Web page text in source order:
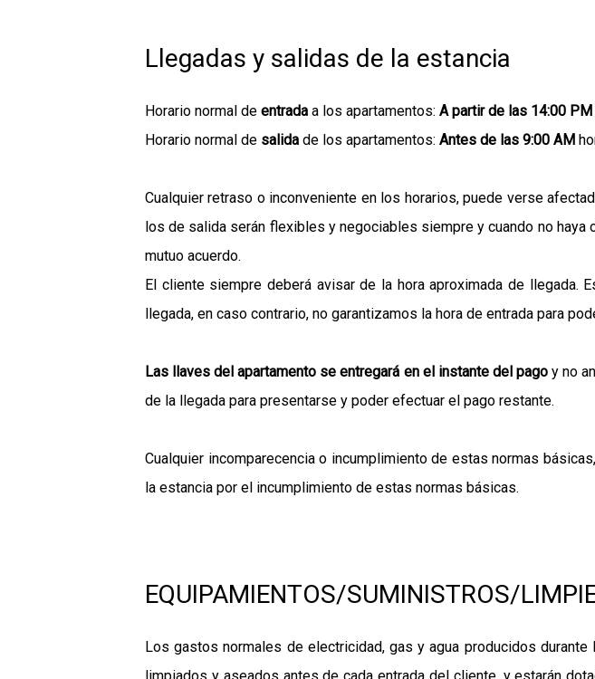
Llegadas y salidas de la estancia
Horario normal de entrada a los apartamentos: A partir de las 14:00 PM
Horario normal de salida de los apartamentos: Antes de las 9:00 AM
Cualquier retraso o inconveniente en los horarios, puede verse
los de salida serán flexibles y negociables siempre y cuando no
mutuo acuerdo.
El cliente siempre deberá avisar de la hora aproximada de
llegada, en caso contrario, no garantizamos la hora de entrada para
Las llaves del apartamento se entregará en el instante del pagoy no
de la llegada para presentarse y poder efectuar el pago restante.
Cualquier incomparecencia o incumplimiento de estas normas
la estancia por el incumplimiento de estas normas básicas.
EQUIPAMIENTOS/SUMINISTROS/
Los gastos normales de electricidad, gas y agua producidos